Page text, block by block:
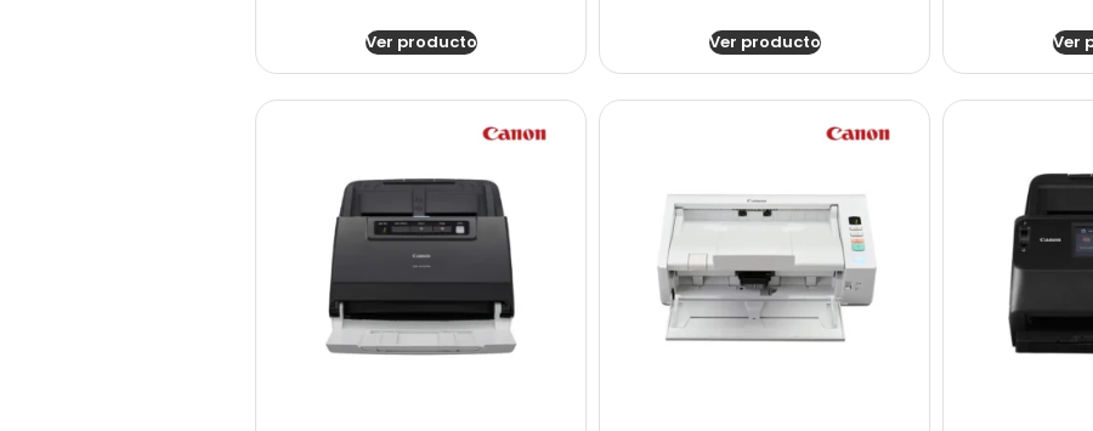
Ver producto Ver producto Ver